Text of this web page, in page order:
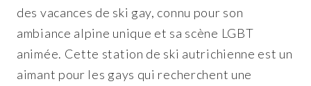
des vacances de ski gay, connu pour son
ambiance alpine unique et sa scène LGBT
animée. Cette station de ski autrichienne est un
aimant pour les gays qui recherchent une